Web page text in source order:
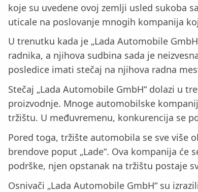
koje su uvedene ovoj zemlji usled sukoba
uticale na poslovanje mnogih kompanija
U trenutku kada je „Lada Automobile
radnika, a njihova sudbina sada je
posledice imati stečaj na njihova radna
Stečaj „Lada Automobile GmbH“ dolazi u
proizvodnje. Mnoge automobilske
tržištu. U međuvremenu, konkurencija se
Pored toga, tržište automobila se sve više
brendove poput „Lade“. Ova kompanija
podrške, njen opstanak na tržištu postaje
Osnivači „Lada Automobile GmbH“ su